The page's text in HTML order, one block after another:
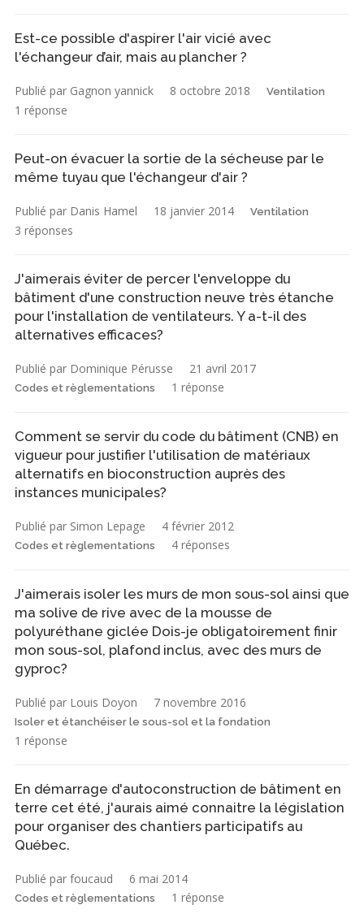
Est-ce possible d'aspirer l'air vicié avec
l'échangeur d’air, mais au plancher ?
Publié par Gagnon yannick 8 octobre 2018 Ventilation
1 réponse
Peut-on évacuer la sortie de la sécheuse par le
même tuyau que l'échangeur d'air ?
Publié par Danis Hamel 18 janvier 2014 Ventilation
3 réponses
J'aimerais éviter de percer l'enveloppe du
bâtiment d'une construction neuve très étanche
pour l'installation de ventilateurs. Y a-t-il des
alternatives efficaces?
Publié par Dominique Pérusse 21 avril 2017
Codes et règlementations 1 réponse
Comment se servir du code du bâtiment (CNB) en
vigueur pour justifier l'utilisation de matériaux
alternatifs en bioconstruction auprès des
instances municipales?
Publié par Simon Lepage 4 février 2012
Codes et règlementations 4 réponses
J'aimerais isoler les murs de mon sous-sol ainsi que
ma solive de rive avec de la mousse de
polyuréthane giclée Dois-je obligatoirement finir
mon sous-sol, plafond inclus, avec des murs de
gyproc?
Publié par Louis Doyon 7 novembre 2016
Isoler et étanchéiser le sous-sol et la fondation
1 réponse
En démarrage d'autoconstruction de bâtiment en
terre cet été, j'aurais aimé connaitre la législation
pour organiser des chantiers participatifs au
Québec.
Publié par foucaud 6 mai 2014
Codes et règlementations 1 réponse